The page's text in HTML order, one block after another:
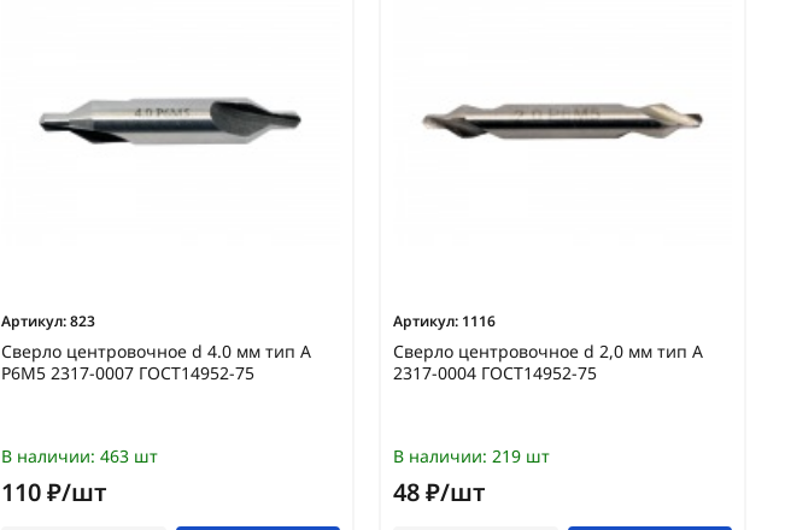
Артикул:823
Сверло центровочное d 4.0 мм тип А
Р6М5 2317-0007 ГОСТ14952-75
В наличии: 463 шт
110 ₽/шт
Артикул: 1116
Сверло центровочное d 2,0 мм тип А
2317-0004 ГОСТ14952-75
В наличии: 219 шт
48 ₽/шт